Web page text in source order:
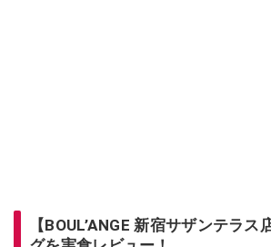
【BOUL’ANGE 新宿サザンテラ